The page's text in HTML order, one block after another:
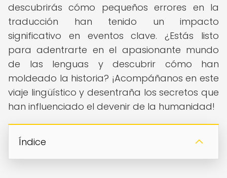
descubrirás cómo pequeños errores en la
traducción han tenido un impacto
significativo en eventos clave. ¿Estás listo
para adentrarte en el apasionante mundo
de las lenguas y descubrir cómo han
moldeado la historia? ¡Acompáñanos en este
viaje lingüístico y desentraña los secretos que
han influenciado el devenir de la humanidad!
Índice